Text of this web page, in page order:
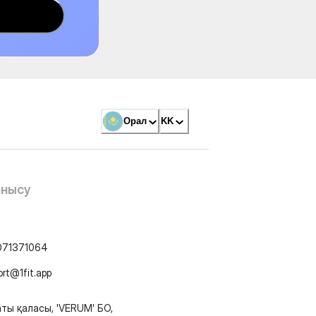
Орал KK
қаласы, 'VERUM' БО,